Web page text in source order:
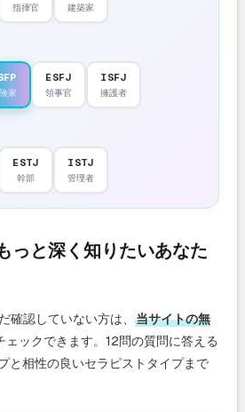
指揮官 建築家
家
ESFJ
領事官
ISFJ
擁護者
ESTJ
幹部
ISTJ
管理者
っと深く知りたいあなた
確認していない方は、 当サイトの無
ェックできます。12問の質問に答える
と相性の良いセラピストタイプまで